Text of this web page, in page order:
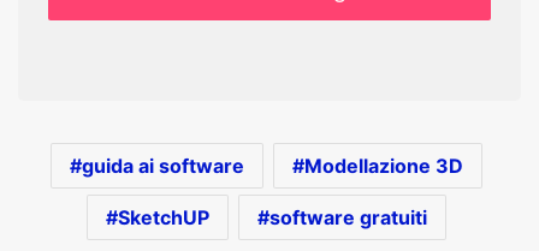
guida ai software Modellazione 3D
SketchUP software gratuiti